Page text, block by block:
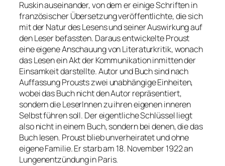
Ruskin auseinander, von dem er einige Schriften in
französischer Übersetzung veröffentlichte, die sich
mit der Natur des Lesens und seiner Auswirkung auf
den Leser befassten. Daraus entwickelte Proust
eine eigene Anschauung von Literaturkritik, wonach
das Lesen ein Akt der Kommunikation inmitten der
Einsamkeit darstellte. Autor und Buch sind nach
Auffassung Prousts zwei unabhängige Einheiten,
wobei das Buch nicht den Autor repräsentiert,
sondern die LeserInnen zu ihren eigenen inneren
Selbst führen soll. Der eigentliche Schlüssel liegt
also nicht in einem Buch, sondern bei denen, die das
Buch lesen. Proust blieb unverheiratet und ohne
eigene Familie. Er starb am 18. November 1922 an
Lungenentzündung in Paris.